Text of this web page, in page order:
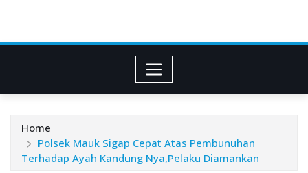
Home
Polsek Mauk Sigap Cepat Atas Pembunuhan
Terhadap Ayah Kandung Nya,Pelaku Diamankan